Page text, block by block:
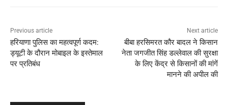
Previous article
हरियाणा पुलिस का महत्वपूर्ण कदम:
ड्यूटी के दौरान मोबाइल के इस्तेमाल
पर प्रतिबंध
Next article
बीबा हरसिमरत कौर बादल ने किसान
नेता जगजीत सिंह डल्लेवाल की सुरक्षा
के लिए केंद्र से किसानों की मांगें
मानने की अपील की